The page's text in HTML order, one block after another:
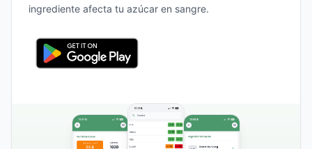
ingrediente afecta tu azúcar en sangre.